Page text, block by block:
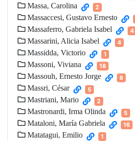
Massa, Carolina 2
Massaccesi, Gustavo Ernesto
Massaferro, Gabriela Isabel 4
Massarini, Alicia Isabel 4
Massidda, Victorio 1
Massoni, Viviana 18
Massouh, Ernesto Jorge 8
Massri, César 5
Mastriani, Mario 2
Mastronardi, Irma Olinda 5
Mataloni, María Gabriela 16
Matatagui, Emilio 1